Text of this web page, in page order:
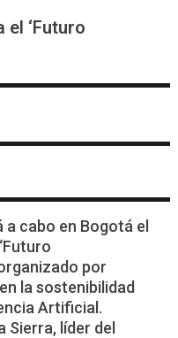
el ‘Futuro
a cabo en Bogotá el
por
la sostenibilidad
Artificial.
Sierra, líder del